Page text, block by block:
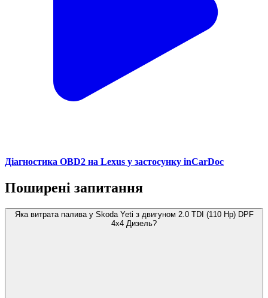
Діагностика OBD2 на Lexus у застосунку inCarDoc
Поширені запитання
Яка витрата палива у Skoda Yeti з двигуном 2.0 TDI (110 Hp) DPF
4x4 Дизель?